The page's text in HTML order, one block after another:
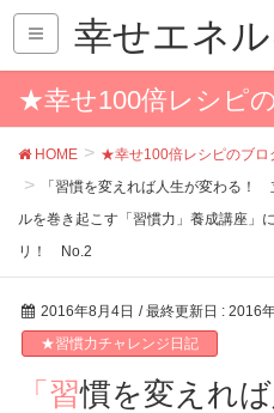
幸せエネ
★幸せ100倍レシピ
HOME ★幸せ100倍レシピのブロ
「習慣を変えれば人生が変わる！
ルを巻き起こす「習慣力」養成講座
リ！ No.2
2016年8月4日 / 最終更新日 : 2016
★習慣力チャレンジ日記
「習慣を変えれば人生が変わ